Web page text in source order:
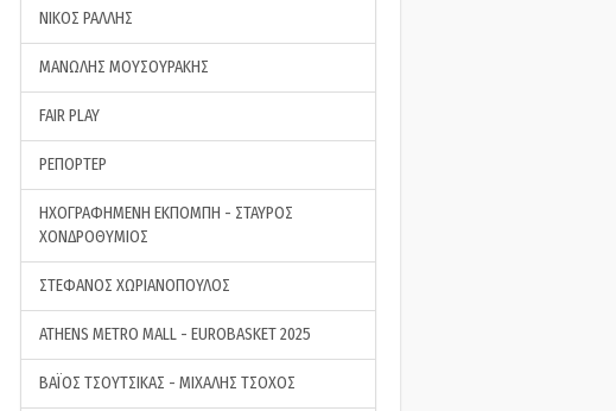
ΝΙΚΟΣ ΡΑΛΛΗΣ
ΜΑΝΩΛΗΣ ΜΟΥΣΟΥΡΑΚΗΣ
FAIR PLAY
ΡΕΠΟΡΤΕΡ
ΗΧΟΓΡΑΦΗΜΕΝΗ ΕΚΠΟΜΠΗ - ΣΤΑΥΡΟΣ
ΧΟΝΔΡΟΘΥΜΙΟΣ
ΣΤΕΦΑΝΟΣ ΧΩΡΙΑΝΟΠΟΥΛΟΣ
ATHENS METRO MALL - EUROBASKET 2025
ΒΑΪΟΣ ΤΣΟΥΤΣΙΚΑΣ - ΜΙΧΑΛΗΣ ΤΣΟΧΟΣ